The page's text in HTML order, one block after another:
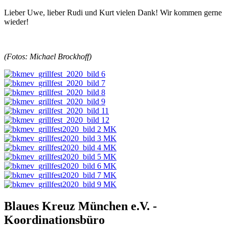
Lieber Uwe, lieber Rudi und Kurt vielen Dank! Wir kommen gerne
wieder!
(Fotos: Michael Brockhoff)
Blaues Kreuz München e.V. -
Koordinationsbüro